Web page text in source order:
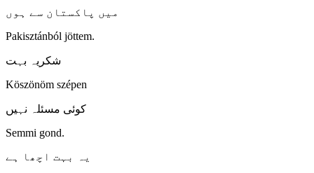
میں پاکستان سے ہوں
Pakisztánból jöttem.
شکریہ بہت
Köszönöm szépen
کوئی مسئلہ نہیں
Semmi gond.
یہ بہت اچھا ہے